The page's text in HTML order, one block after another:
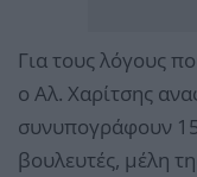
Για τους λόγους
ο Αλ. Χαρίτσης
συνυπογράφουν
βουλευτές, μέλη